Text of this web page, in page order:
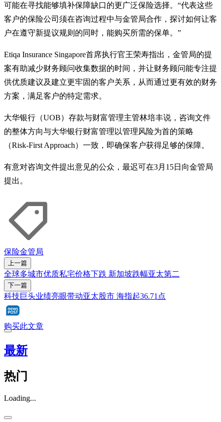
可能在寻找能够填补保障缺口的更广泛保险选择。“代表这些
客户的保险公司须在咨询过程中与金管局合作，探讨如何让客
户在遵守新提议规则的同时，能购买所需的保单。”
Etiqa Insurance Singapore首席执行官王荣寿指出，金管局的提
案有助减少财务顾问收集数据的时间，并让财务顾问能专注提
供优质建议及建立更牢固的客户关系，从而通过更有效的财务
方案，满足客户的特定需求。
大华银行（UOB）存款与财富管理主管林培丰说，咨询文件
的整体方向与大华银行财富管理以管理风险为首的策略
（Risk-First Approach）一致，即确保客户获得足够的保障。
有意对咨询文件提出意见的公众，最迟可在3月15日向金管局
提出。
保险金管局
上一篇
全球多城市优质私宅价格下跌 新加坡跌幅亚太第二
下一篇
科技巨头业绩亮眼带动亚太股市 海指起36.71点
购买此文章
最新
热门
Loading...